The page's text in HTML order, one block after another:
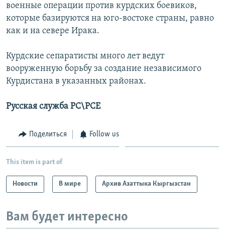
военные операции против курдских боевиков,
которые базируются на юго-востоке страны, равно
как и на севере Ирака.
Курдские сепаратисты много лет ведут
вооруженную борьбу за создание независимого
Курдистана в указанных районах.
Русская служба РС\РСЕ
Поделиться Follow us
This item is part of
Новости В мире Архив Азаттыка Кыргызстан
Вам будет интересно